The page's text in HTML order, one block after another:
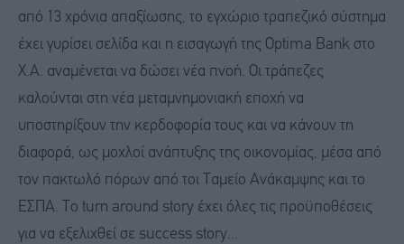
από 13 χρόνια απαξίωσης, το εγχώριο τραπεζικό σύστημα
έχει γυρίσει σελίδα και η εισαγωγή της Οptima Bank στο
Χ.Α. αναμένεται να δώσει νέα πνοή. Οι τράπεζες
καλούνται στη νέα μεταμνημονιακή εποχή να
υποστηρίξουν την κερδοφορία τους και να κάνουν τη
διαφορά, ως μοχλοί ανάπτυξης της οικονομίας, μέσα από
τον πακτωλό πόρων από τοι Ταμείο Ανάκαμψης και το
ΕΣΠΑ. Το turn around story έχει όλες τις προϋποθέσεις
για να εξελιχθεί σε success story...